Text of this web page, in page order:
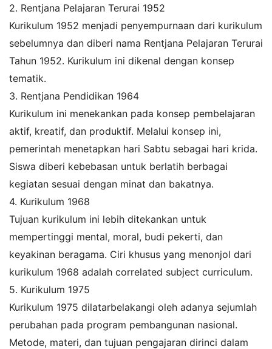
2. Rentjana Pelajaran Terurai 1952
Kurikulum 1952 menjadi penyempurnaan dari kurikulum
sebelumnya dan diberi nama Rentjana Pelajaran Terurai
Tahun 1952. Kurikulum ini dikenal dengan konsep
tematik.
3. Rentjana Pendidikan 1964
Kurikulum ini menekankan pada konsep pembelajaran
aktif, kreatif, dan produktif. Melalui konsep ini,
pemerintah menetapkan hari Sabtu sebagai hari krida.
Siswa diberi kebebasan untuk berlatih berbagai
kegiatan sesuai dengan minat dan bakatnya.
4. Kurikulum 1968
Tujuan kurikulum ini lebih ditekankan untuk
mempertinggi mental, moral, budi pekerti, dan
keyakinan beragama. Ciri khusus yang menonjol dari
kurikulum 1968 adalah correlated subject curriculum.
5. Kurikulum 1975
Kurikulum 1975 dilatarbelakangi oleh adanya sejumlah
perubahan pada program pembangunan nasional.
Metode, materi, dan tujuan pengajaran dirinci dalam